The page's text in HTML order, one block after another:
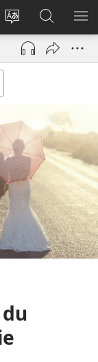
Changer
langue
Se
connecter
(ouvre
sur
JW.ORG